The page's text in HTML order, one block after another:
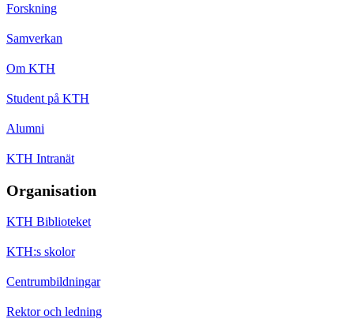
Forskning
Samverkan
Om KTH
Student på KTH
Alumni
KTH Intranät
Organisation
KTH Biblioteket
KTH:s skolor
Centrumbildningar
Rektor och ledning